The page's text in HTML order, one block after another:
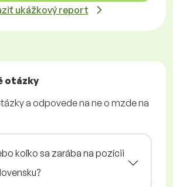
ukážkový report
otázky
a odpovede na ne o mzde na
koľko sa zarába na pozícii